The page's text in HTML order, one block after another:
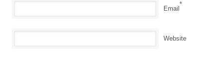
Email
*
Website